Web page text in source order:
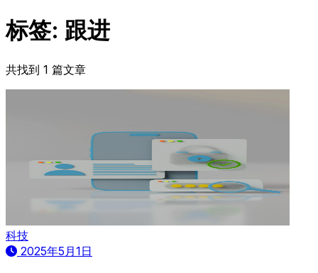
标签: 跟进
共找到 1 篇文章
科技
2025年5月1日